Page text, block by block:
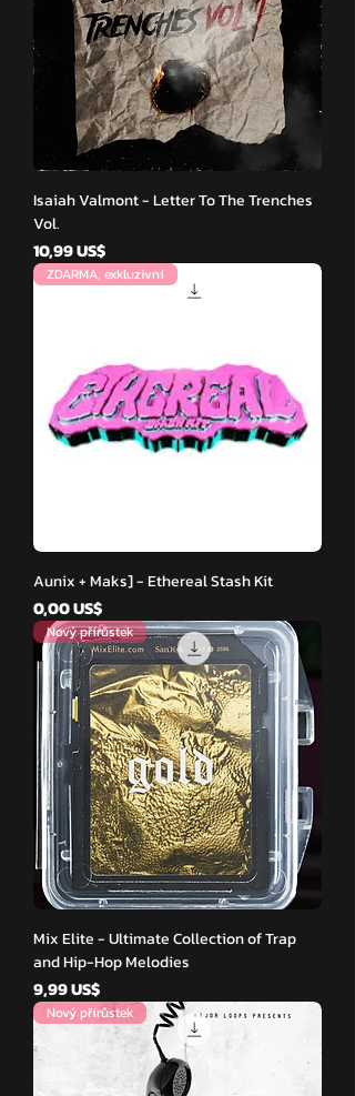
Isaiah Valmont - Letter To The Trenches
Vol.
Cena
10,99 US$
ZDARMA, exkluzivní
Aunix + Maks] - Ethereal Stash Kit
Cena
0,00 US$
Nový přírůstek
Mix Elite - Ultimate Collection of Trap
and Hip-Hop Melodies
Cena
9,99 US$
Nový přírůstek